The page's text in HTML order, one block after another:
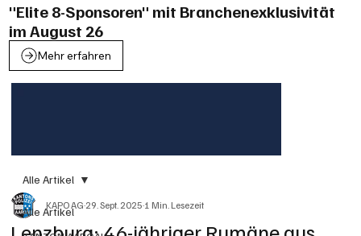
"Elite 8-Sponsoren" mit Branchenexklusivität
im August 26
Mehr erfahren
Alle Artikel
Alle Artikel
KAPO AG29. Sept. 20251 Min. Lesezeit